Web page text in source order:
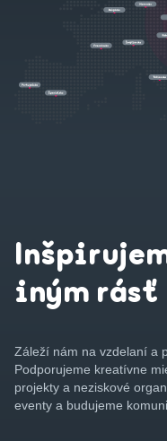
iným rásť
Záleží nám na vzdelaní a
Podporujeme kreatívne
projekty a neziskové
eventy a budujeme